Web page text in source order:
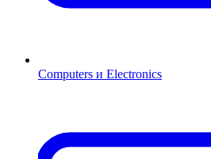
Computers и Electronics